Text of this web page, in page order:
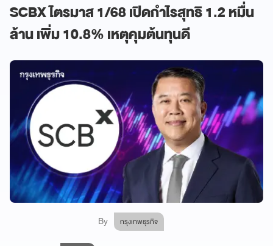
SCBX ไตรมาส 1/68 เปิดกำไรสุทธิ 1.2 หมื่น
ล้าน เพิ่ม 10.8% เหตุคุมต้นทุนดี
By กรุงเทพธุรกิจ